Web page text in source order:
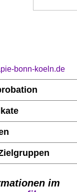
bonn-koeln.de
im